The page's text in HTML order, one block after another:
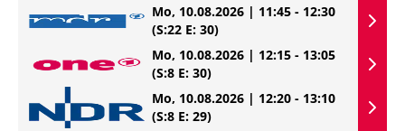
Mo, 10.08.2026 | 11:45 - 12:30
(S:22 E: 30)
Mo, 10.08.2026 | 12:15 - 13:05
(S:8 E: 30)
Mo, 10.08.2026 | 12:20 - 13:10
(S:8 E: 29)